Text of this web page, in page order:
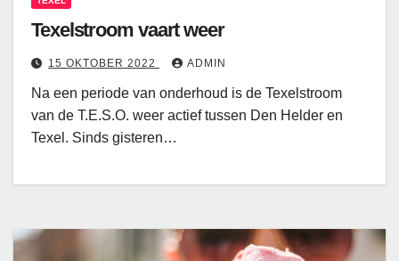
Texelstroom vaart weer
15 OKTOBER 2022 ADMIN
Na een periode van onderhoud is de Texelstroom
van de T.E.S.O. weer actief tussen Den Helder en
Texel. Sinds gisteren…